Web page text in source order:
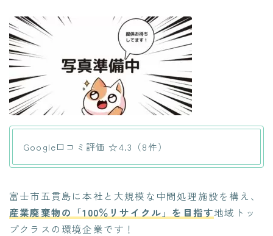
Google口コミ評価 ☆4.3（8件）
富士市五貫島に本社と大規模な中間処理施設を構え、
産業廃棄物の「100％リサイクル」を目指す地域トッ
プクラスの環境企業です！